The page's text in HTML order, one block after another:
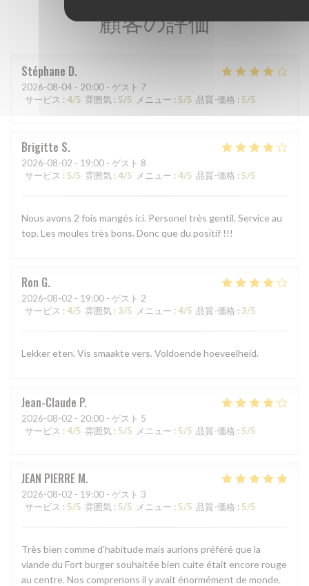
顧客の評価
Stéphane D
2026-08-04 - 20:00 - ゲスト 7
サービス : 4/5 雰囲気 : 5/5 メニュー : 5/5 品質-価格 : 5/5
Brigitte S
2026-08-02 - 19:00 - ゲスト 8
サービス : 5/5 雰囲気 : 4/5 メニュー : 4/5 品質-価格 : 5/5
Nous avons 2 fois mangés ici. Personel très gentil. Service au
top. Les moules très bons. Donc que du positif !!!
Ron G
2026-08-02 - 19:00 - ゲスト 2
サービス : 4/5 雰囲気 : 3/5 メニュー : 4/5 品質-価格 : 3/5
Lekker eten. Vis smaakte vers. Voldoende hoeveelheid.
Jean-Claude P
2026-08-02 - 20:00 - ゲスト 5
サービス : 4/5 雰囲気 : 5/5 メニュー : 5/5 品質-価格 : 5/5
JEAN PIERRE M
2026-08-02 - 19:00 - ゲスト 3
サービス : 5/5 雰囲気 : 5/5 メニュー : 5/5 品質-価格 : 5/5
Très bien comme d'habitude mais aurions préféré que la
viande du Fort burger souhaitée bien cuite était encore rouge
au centre. Nos comprenons il y avait énormément de monde.